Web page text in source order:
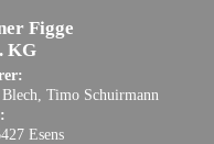
Figge
KG
Timo Schuirmann
Esens